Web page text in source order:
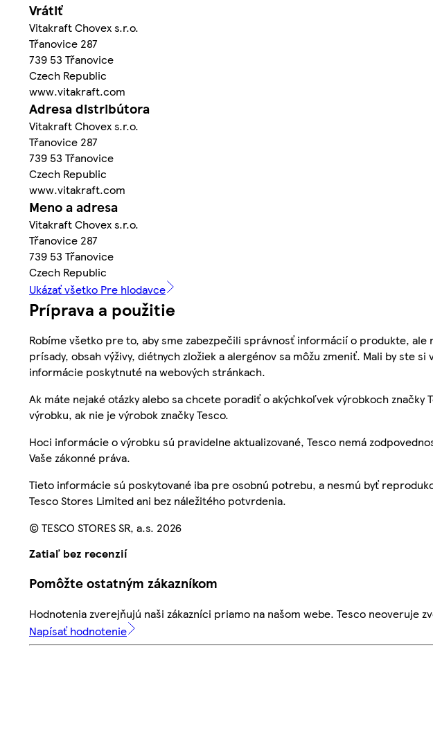
Vrátiť
Vitakraft Chovex s.r.o.
Třanovice 287
739 53 Třanovice
Czech Republic
www.vitakraft.com
Adresa distribútora
Vitakraft Chovex s.r.o.
Třanovice 287
739 53 Třanovice
Czech Republic
www.vitakraft.com
Meno a adresa
Vitakraft Chovex s.r.o.
Třanovice 287
739 53 Třanovice
Czech Republic
Ukázať všetko Pre hlodavce
Príprava a použitie
Robíme všetko pre to, aby sme zabezpečili správnosť informácií o produkte,
prísady, obsah výživy, diétnych zložiek a alergénov sa môžu zmeniť. Mali by ste
informácie poskytnuté na webových stránkach.
Ak máte nejaké otázky alebo sa chcete poradiť o akýchkoľvek výrobkoch značky
výrobku, ak nie je výrobok značky Tesco.
Hoci informácie o výrobku sú pravidelne aktualizované, Tesco nemá
Vaše zákonné práva.
Tieto informácie sú poskytované iba pre osobnú potrebu, a nesmú byť
Tesco Stores Limited ani bez náležitého potvrdenia.
© TESCO STORES SR, a.s. 2026
Zatiaľ bez recenzií
Pomôžte ostatným zákazníkom
Hodnotenia zverejňujú naši zákazníci priamo na našom webe. Tesco neoveruje
Napísať hodnotenie